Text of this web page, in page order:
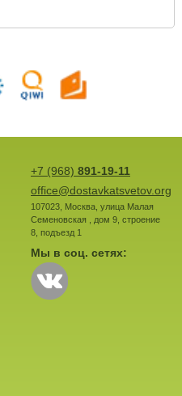
+7 (968) 891-19-11
office@dostavkatsvetov.org
107023, Москва, улица Малая
Семеновская , дом 9, строение
8, подъезд 1
Мы в соц. сетях: